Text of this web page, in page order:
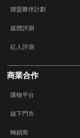
聯盟夥伴計劃
媒體評測
紅人評測
商業合作
購物平台
線下門市
轉銷商